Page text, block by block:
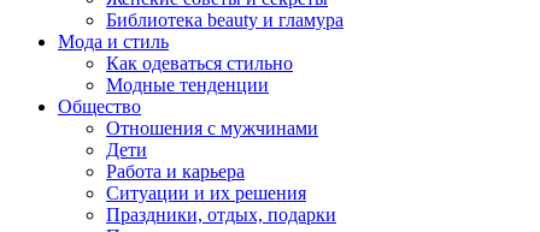
Библиотека beauty и гламура
Мода и стиль
Как одеваться стильно
Модные тенденции
Общество
Отношения с мужчинами
Дети
Работа и карьера
Ситуации и их решения
Праздники, отдых, подарки